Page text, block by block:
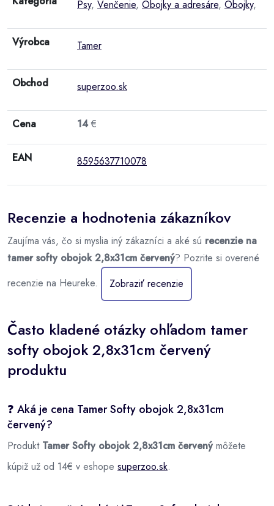
Psy, Venčenie, Obojky a adresáre, Obojky,
Výrobca Tamer
Obchod superzoo.sk
Cena 14€
EAN 8595637710078
Recenzie a hodnotenia zákazníkov
Zaujíma vás, čo si myslia iný zákazníci a aké sú recenzie na
tamer softy obojok 2,8x31cm červený? Pozrite si overené
recenzie na Heureke.
Zobraziť recenzie
Často kladené otázky ohľadom tamer
softy obojok 2,8x31cm červený
produktu
❓ Aká je cena Tamer Softy obojok 2,8x31cm
červený?
Produkt Tamer Softy obojok 2,8x31cm červenýmôžete
kúpiž už od 14€ v eshope superzoo.sk.